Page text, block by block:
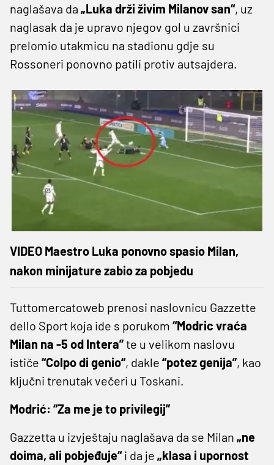
naglašava da „Luka drži živim Milanov san“, uz
naglasak da je upravo njegov gol u završnici
prelomio utakmicu na stadionu gdje su
Rossoneri ponovno patili protiv autsajdera.
VIDEO Maestro Luka ponovno spasio Milan,
nakon minijature zabio za pobjedu
Tuttomercatoweb prenosi naslovnicu Gazzette
dello Sport koja ide s porukom “Modric vraća
Milan na -5 od Intera”te u velikom naslovu
ističe “Colpo di genio“, dakle “potez genija”, kao
ključni trenutak večeri u Toskani.
Modrić: “Za me je to privilegij”
Gazzetta u izvještaju naglašava da se Milan „ne
doima, ali pobjeđuje“i da je „klasa i upornost